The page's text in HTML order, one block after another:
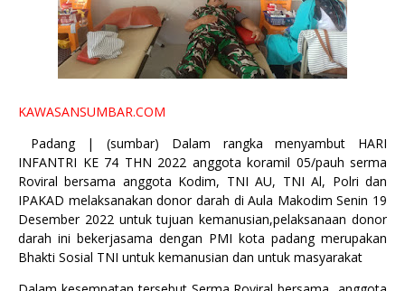
KAWASANSUMBAR.COM
Padang | (sumbar) Dalam rangka menyambut HARI
INFANTRI KE 74 THN 2022 anggota koramil 05/pauh serma
Roviral bersama anggota Kodim, TNI AU, TNI Al, Polri dan
IPAKAD melaksanakan donor darah di Aula Makodim Senin 19
Desember 2022 untuk tujuan kemanusian,pelaksanaan donor
darah ini bekerjasama dengan PMI kota padang merupakan
Bhakti Sosial TNI untuk kemanusian dan untuk masyarakat